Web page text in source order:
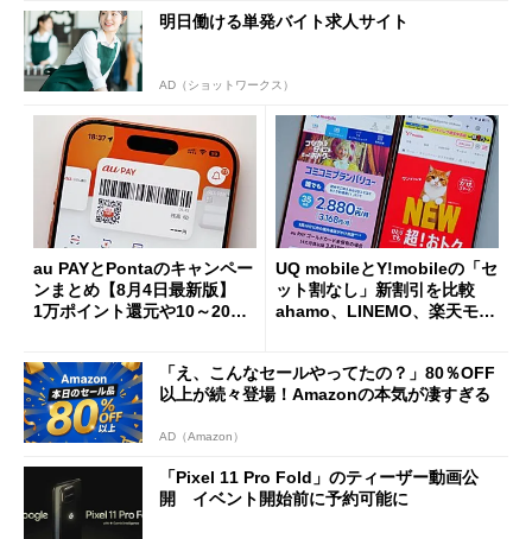
明日働ける単発バイト求人サイト
AD（ショットワークス）
au PAYとPontaのキャンペー
ンまとめ【8月4日最新版】
1万ポイント還元や10～20％
UQ mobileとY!mobileの「セ
ット割なし」新割引を比較
ahamo、LINEMO、楽天モバ
「え、こんなセールやってたの？」80％OFF
以上が続々登場！Amazonの本気が凄すぎる
AD（Amazon）
「Pixel 11 Pro Fold」のティーザー動画公
開 イベント開始前に予約可能に